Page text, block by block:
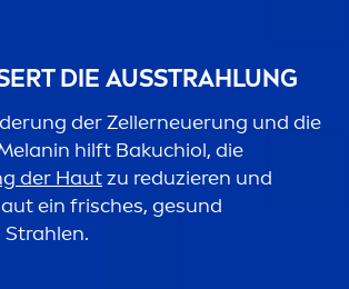
DIE AUSSTRAHLUNG
der Zellerneuerung und die
hilft Bakuchiol, die
der Hautzu reduzieren und
ein frisches, gesund